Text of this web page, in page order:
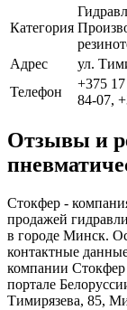
Категория
Адрес
ул.
Телефон
+375
84-07,
Отзывы и
Стокфер -
продажей
в городе Минск.
контактные
компании
портале
Тимирязева, 85,